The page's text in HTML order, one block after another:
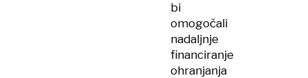
bi
omogočali
nadaljnje
financiranje
ohranjanja